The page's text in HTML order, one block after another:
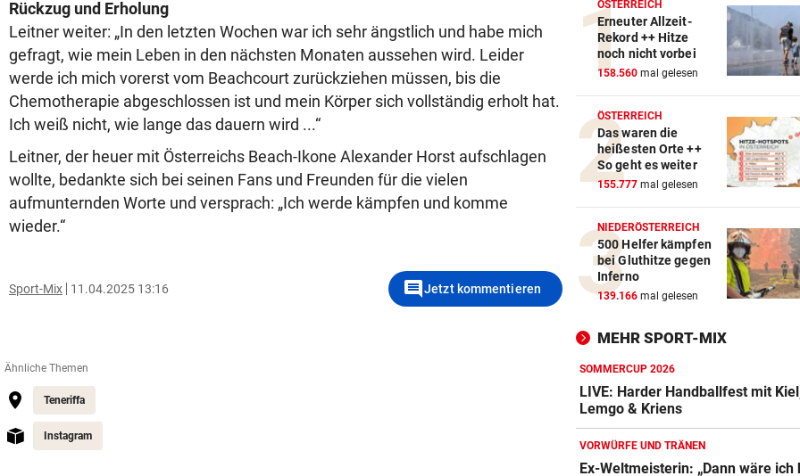
Rückzug und Erholung
Leitner weiter: „In den letzten Wochen war ich sehr ängstlich und habe mich
gefragt, wie mein Leben in den nächsten Monaten aussehen wird. Leider
werde ich mich vorerst vom Beachcourt zurückziehen müssen, bis die
Chemotherapie abgeschlossen ist und mein Körper sich vollständig erholt hat.
Ich weiß nicht, wie lange das dauern wird ...“
Leitner, der heuer mit Österreichs Beach-Ikone Alexander Horst aufschlagen
wollte, bedankte sich bei seinen Fans und Freunden für die vielen
aufmunternden Worte und versprach: „Ich werde kämpfen und komme
wieder.“
Sport-Mix 11.04.2025 13:16 commentJetzt kommentieren
Ähnliche Themen
Teneriffa
Instagram
ÖSTERREICH
Erneuter Allzeit-
Rekord ++ Hitze
noch nicht vorbei
158.560 mal gelesen
ÖSTERREICH
Das waren die
heißesten Orte ++
So geht es weiter
155.777 mal gelesen
NIEDERÖSTERREICH
500 Helfer kämpfen
bei Gluthitze gegen
Inferno
139.166 mal gelesen
MEHR SPORT-MIX
SOMMERCUP 2026
LIVE: Harder Handballfest mit
Lemgo & Kriens
VORWÜRFE UND TRÄNEN
Ex-Weltmeisterin: „Dann wäre ich